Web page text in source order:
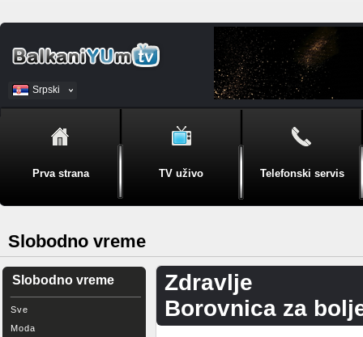
Srpski
BiH
Prva strana TV uživo Telefonski servis
Slobodno vreme
Slobodno vreme
Sve
Moda
Zdravlje
Borovnica za